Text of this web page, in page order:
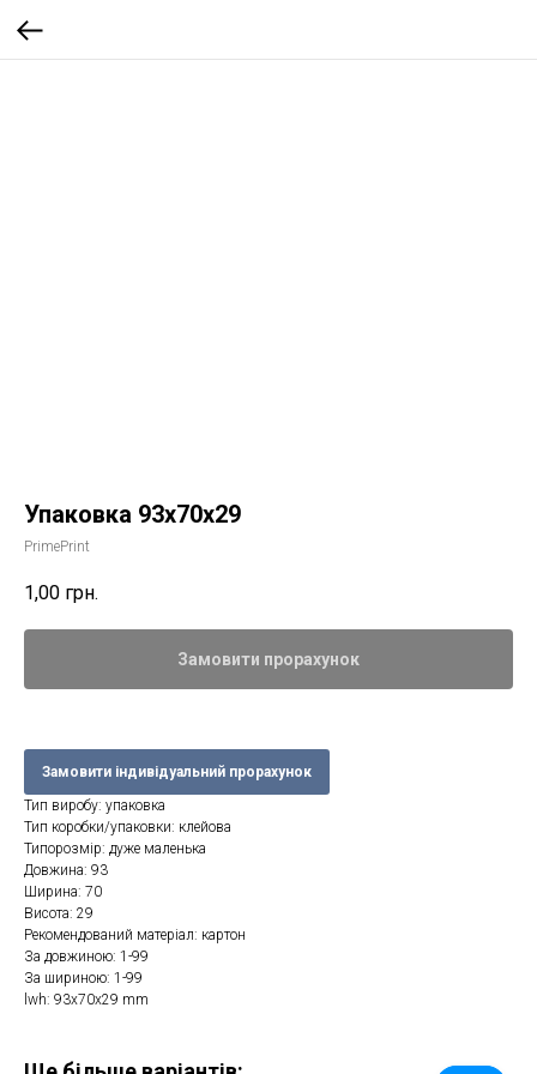
Упаковка 93x70x29
PrimePrint
1,00 грн.
Замовити прорахунок
Замовити індивідуальний прорахунок
Тип виробу: упаковка
Тип коробки/упаковки: клейова
Типорозмір: дуже маленька
Довжина: 93
Ширина: 70
Висота: 29
Рекомендований матеріал: картон
За довжиною: 1-99
За шириною: 1-99
lwh: 93x70x29 mm